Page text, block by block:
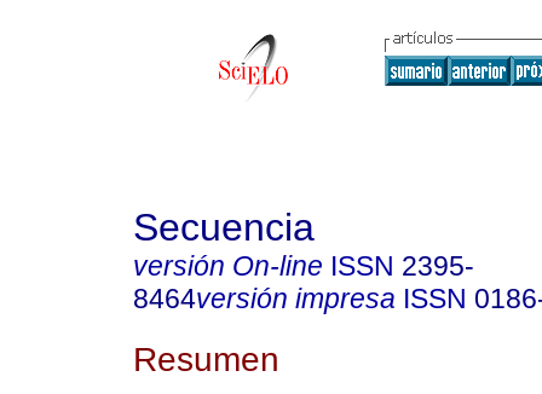
Secuencia
versión On-line ISSN 2395-
8464versión impresa ISSN
Resumen